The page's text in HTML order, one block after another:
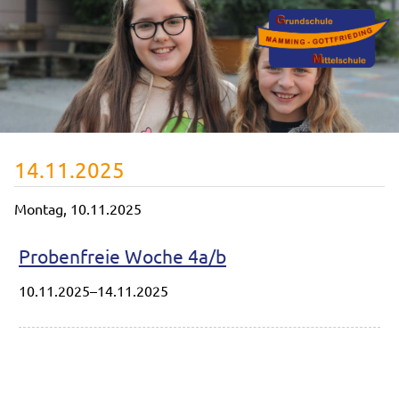
14.11.2025
Montag, 10.11.2025
Probenfreie Woche 4a/b
10.11.2025–14.11.2025